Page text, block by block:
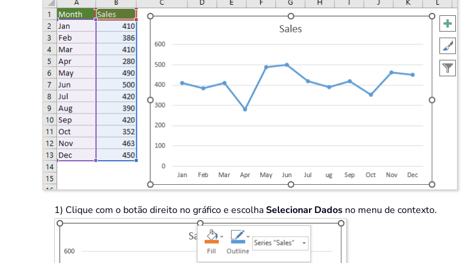
1) Clique com o botão direito no gráfico e escolhaSelecionar Dados no menu de contexto.